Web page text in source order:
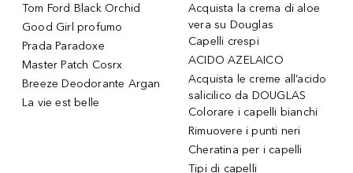
Tom Ford Black Orchid
Good Girl profumo
Prada Paradoxe
Master Patch Cosrx
Breeze Deodorante Argan
La vie est belle
Acquista la crema di aloe
vera su Douglas
Capelli crespi
ACIDO AZELAICO
Acquista le creme all’acido
salicilico da DOUGLAS
Colorare i capelli bianchi
Rimuovere i punti neri
Cheratina per i capelli
Tipi di capelli